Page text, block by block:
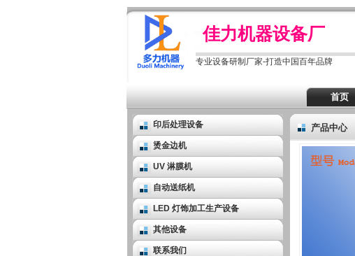
佳力机器设备厂
专业设备研制厂家-打造中国百年品牌
首页
印后处理设备
烫金边机
UV 淋膜机
自动送纸机
LED 灯饰加工生产设备
其他设备
联系我们
产品中心